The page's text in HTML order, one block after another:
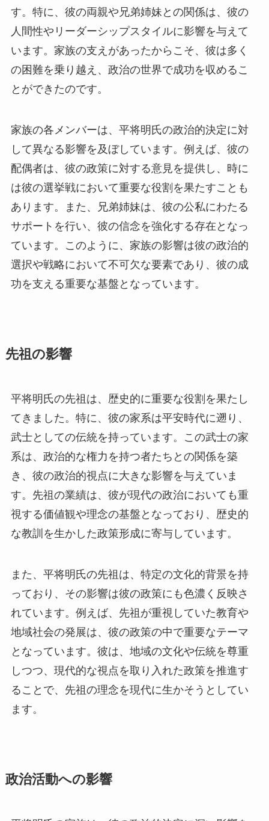
す。特に、彼の両親や兄弟姉妹との関係は、彼の
人間性やリーダーシップスタイルに影響を与えて
います。家族の支えがあったからこそ、彼は多く
の困難を乗り越え、政治の世界で成功を収めるこ
とができたのです。
家族の各メンバーは、平将明氏の政治的決定に対
して異なる影響を及ぼしています。例えば、彼の
配偶者は、彼の政策に対する意見を提供し、時に
は彼の選挙戦において重要な役割を果たすことも
あります。また、兄弟姉妹は、彼の公私にわたる
サポートを行い、彼の信念を強化する存在となっ
ています。このように、家族の影響は彼の政治的
選択や戦略において不可欠な要素であり、彼の成
功を支える重要な基盤となっています。
先祖の影響
平将明氏の先祖は、歴史的に重要な役割を果たし
てきました。特に、彼の家系は平安時代に遡り、
武士としての伝統を持っています。この武士の家
系は、政治的な権力を持つ者たちとの関係を築
き、彼の政治的視点に大きな影響を与えていま
す。先祖の業績は、彼が現代の政治においても重
視する価値観や理念の基盤となっており、歴史的
な教訓を生かした政策形成に寄与しています。
また、平将明氏の先祖は、特定の文化的背景を持
っており、その影響は彼の政策にも色濃く反映さ
れています。例えば、先祖が重視していた教育や
地域社会の発展は、彼の政策の中で重要なテーマ
となっています。彼は、地域の文化や伝統を尊重
しつつ、現代的な視点を取り入れた政策を推進す
ることで、先祖の理念を現代に生かそうとしてい
ます。
政治活動への影響